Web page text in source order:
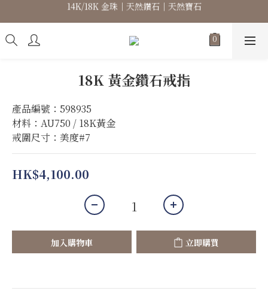
高級珠寶｜專屬訂製｜珠寶維修
14K/18K 金珠｜天然鑽石｜天然寶石
高級珠寶｜專屬訂製｜珠寶維修
18K 黃金鑽石戒指
產品編號：598935
材料：AU750 / 18K黃金
戒圍尺寸：美度#7
HK$4,100.00
加入購物車 立即購買